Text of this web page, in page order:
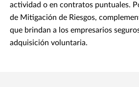
actividad o en contratos puntuales.
de Mitigación de Riesgos,
que brindan a los empresarios
adquisición voluntaria.